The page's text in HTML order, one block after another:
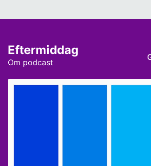
overdrevet, mener Magnus Georg
Om podcast
Eftermiddag